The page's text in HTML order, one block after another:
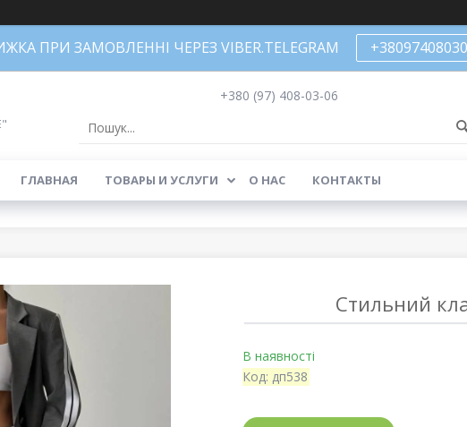
ПРИ ЗАМОВЛЕННІ ЧЕРЕЗ VIBER.TELEGRAM
+380 (97) 408-03-06
ГЛАВНАЯ ТОВАРЫ И УСЛУГИ О НАС КОНТАКТЫ
Стильний
В наявності
Код: дп538